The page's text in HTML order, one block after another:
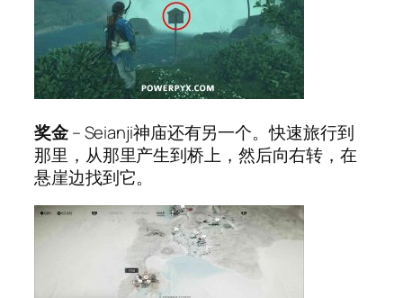
奖金– Seianji神庙还有另一个。快速旅行到
那里，从那里产生到桥上，然后向右转，在
悬崖边找到它。